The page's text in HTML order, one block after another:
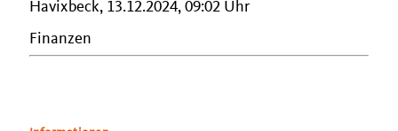
Havixbeck, 13.12.2024, 09:02 Uhr
Finanzen